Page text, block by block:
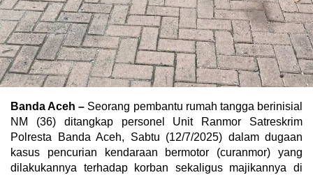
Banda Aceh – Seorang pembantu rumah tangga berinisial
NM (36) ditangkap personel Unit Ranmor Satreskrim
Polresta Banda Aceh, Sabtu (12/7/2025) dalam dugaan
kasus pencurian kendaraan bermotor (curanmor) yang
dilakukannya terhadap korban sekaligus majikannya di